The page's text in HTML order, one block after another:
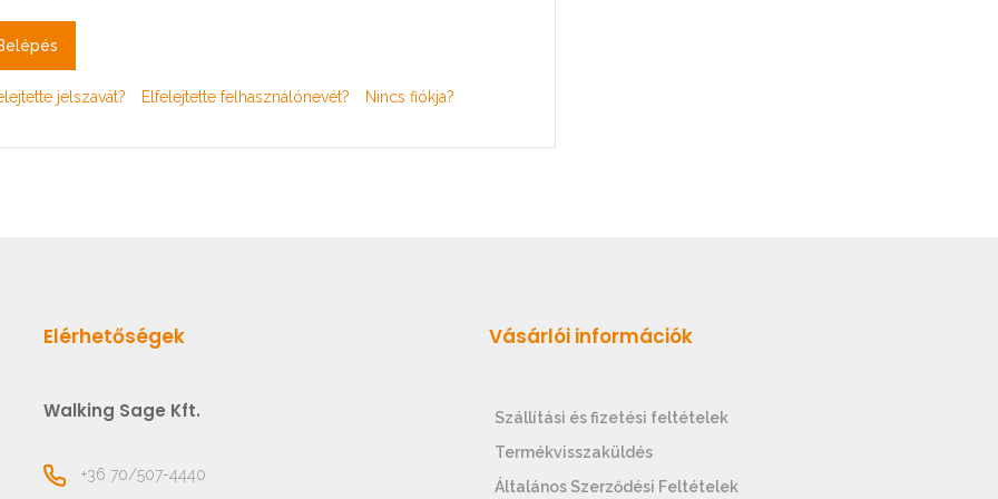
jelszavát? Elfelejtette felhasználónevét? Nincs fiókja?
Elérhetőségek
Walking Sage Kft.
+36 70/507-4440
Vásárlói információk
Szállítási és fizetési feltételek
Termékvisszaküldés
Általános Szerződési Feltételek